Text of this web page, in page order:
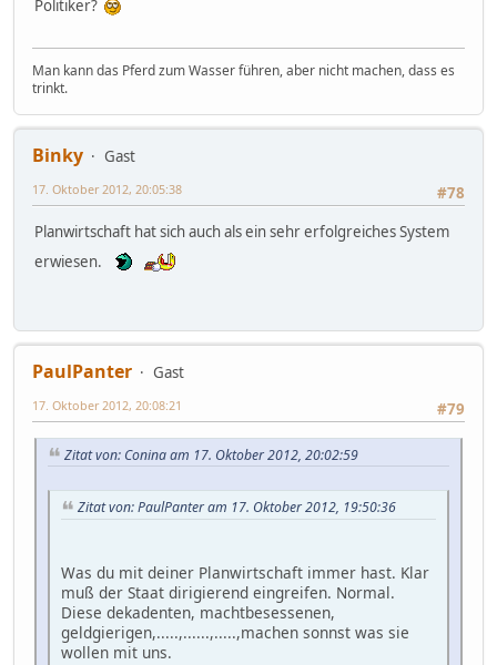
Politiker?
Man kann das Pferd zum Wasser führen, aber nicht machen, dass es
trinkt.
Binky
Gast
#78
17. Oktober 2012, 20:05:38
Planwirtschaft hat sich auch als ein sehr erfolgreiches System
erwiesen.
PaulPanter
Gast
#79
17. Oktober 2012, 20:08:21
Zitat von: Conina am 17. Oktober 2012, 20:02:59
Zitat von: PaulPanter am 17. Oktober 2012, 19:50:36
Was du mit deiner Planwirtschaft immer hast. Klar
muß der Staat dirigierend eingreifen. Normal.
Diese dekadenten, machtbesessenen,
geldgierigen,.....,......,.....,machen sonnst was sie
wollen mit uns.